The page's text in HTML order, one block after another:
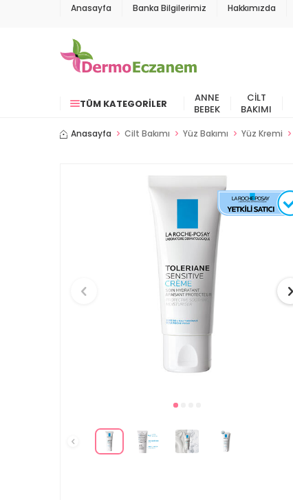
Anasayfa Banka Bilgilerimiz Hakkımızda
TÜM KATEGORILER
ANNE
BEBEK
CILT
BAKIMI
Anasayfa Cilt Bakımı Yüz Bakımı Yüz Kremi